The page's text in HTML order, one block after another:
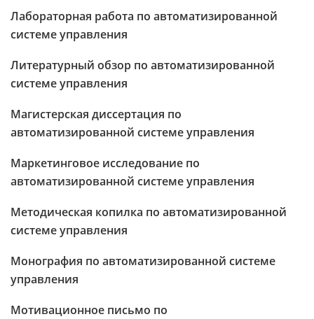
Лабораторная работа по автоматизированной
системе управления
Литературный обзор по автоматизированной
системе управления
Магистерская диссертация по
автоматизированной системе управления
Маркетинговое исследование по
автоматизированной системе управления
Методическая копилка по автоматизированной
системе управления
Монография по автоматизированной системе
управления
Мотивационное письмо по